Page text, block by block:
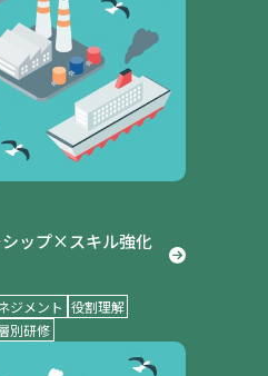
ップ×スキル強化
ジメント 役割理解
別研修